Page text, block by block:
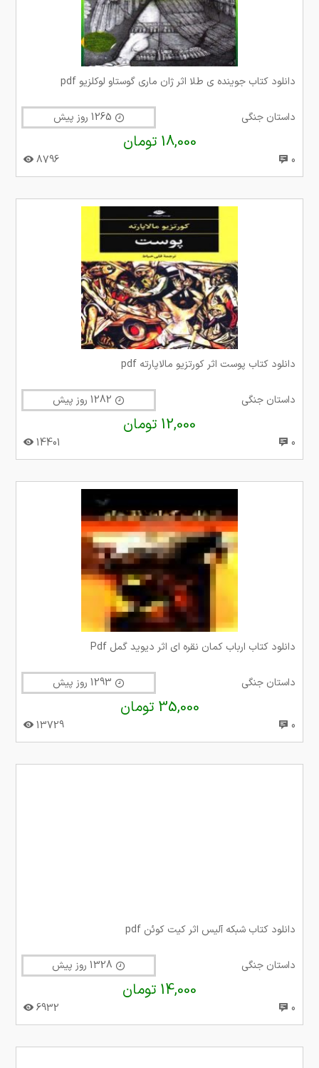
دانلود کتاب جوینده ی طلا اثر ژان ماری گوستاو لوکلزیو pdf
داستان جنگی
18,000 تومان
0
8796
دانلود کتاب پوست اثر کورتزیو مالاپارته pdf
داستان جنگی
12,000 تومان
0
14401
دانلود کتاب ارباب کمان نقره ای اثر دیوید گمل Pdf
داستان جنگی
35,000 تومان
0
13729
دانلود کتاب شبکه آليس اثر کیت کوئن pdf
داستان جنگی
14,000 تومان
0
6932